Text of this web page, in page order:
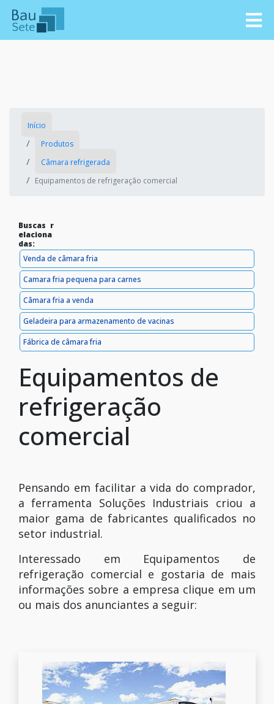
Início
Produtos
Câmara refrigerada
Equipamentos de refrigeração comercial
Buscas r
elaciona
das:
Venda de câmara fria
Camara fria pequena para carnes
Câmara fria a venda
Geladeira para armazenamento de vacinas
Fábrica de câmara fria
Equipamentos de
refrigeração
comercial
Pensando em facilitar a vida do comprador,
a ferramenta Soluções Industriais criou a
maior gama de fabricantes qualificados no
setor industrial.
Interessado em Equipamentos de
refrigeração comercial e gostaria de mais
informações sobre a empresa clique em um
ou mais dos anunciantes a seguir: